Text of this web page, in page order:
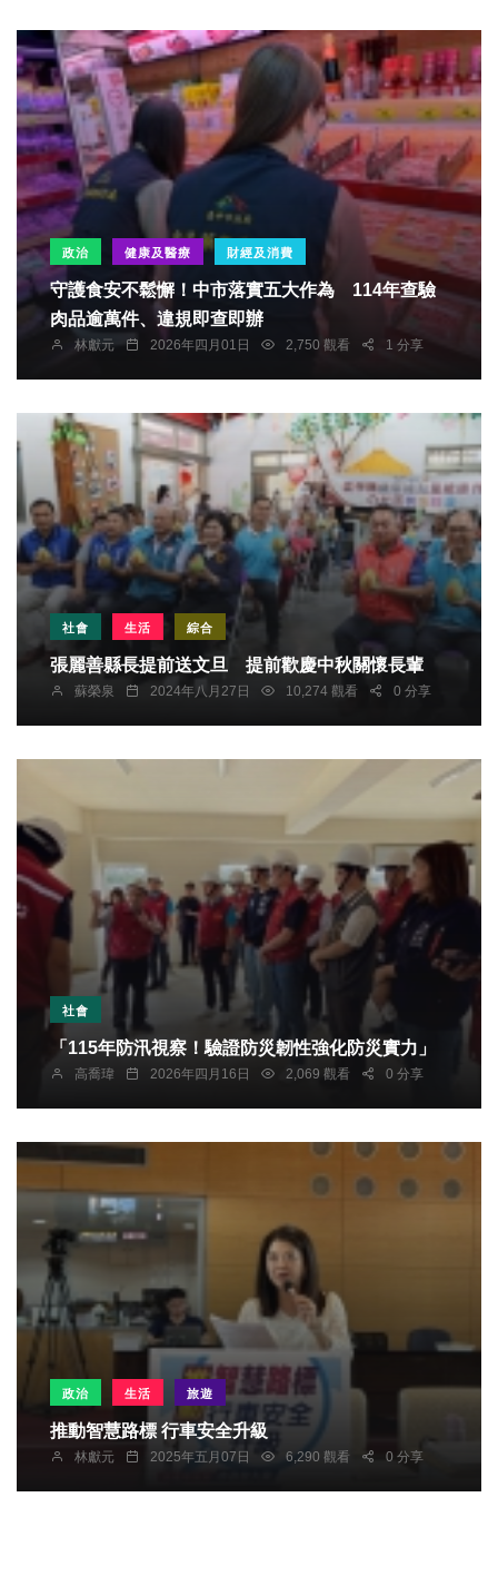
政治 健康及醫療 財經及消費
守護食安不鬆懈！中市落實五大作為 114年查驗
肉品逾萬件、違規即查即辦
林獻元 2026年四月01日 2,750 觀看 1 分享
社會 生活 綜合
張麗善縣長提前送文旦 提前歡慶中秋關懷長輩
蘇榮泉 2024年八月27日 10,274 觀看 0 分享
社會
「115年防汛視察！驗證防災韌性強化防災實力」
高喬瑋 2026年四月16日 2,069 觀看 0 分享
政治 生活 旅遊
推動智慧路標 行車安全升級
林獻元 2025年五月07日 6,290 觀看 0 分享